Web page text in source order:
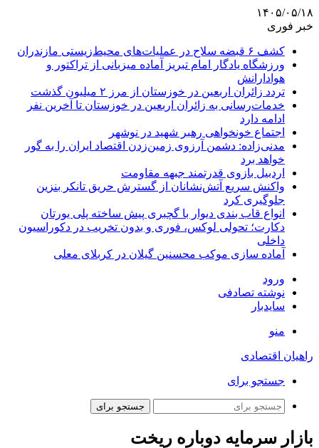
۱۴۰۵/۰۵/۱۸
خبر فوری
کشف ۶ قبضه سلاح در عملیات‌های محیط‌زیستی مازندران
ورزشگاه یادگار امام تبریز آماده میزبانی از تراکتور و
هوادارانش
تردد زائران اربعین در خوزستان از مرز ۲ میلیون گذشت
خدمات‌رسانی به زائران اربعین در خوزستان تا آخرین نفر
ادامه دارد
اجتماع خونخواهی رهبر شهید در نوشهر
مدنی‌زاده: دشمن آرزوی زمین‌زدن اقتصاد ایران را به گور
خواهد برد
اردبیل بازوی قدرتمند جبهه مقاومت
واکنش سریع آتش‌نشانان از گسترش حریق تانکر بنزین
جلوگیری کرد
انواع قاب بندی دیوار با گچبری پیش ساخته پلی یورتان
دکارت؛ تحولی لوکس، فوری و بدون تخریب در دکوراسیون
داخلی
آماده سازی موکب محسنین گیلان در کربلای معلی
ورود
نوشته تصادفی
سایدبار
منو
راهیان اقتصادی
جستجو برای
جستجو برای
بازار سرمایه دوباره ریخت